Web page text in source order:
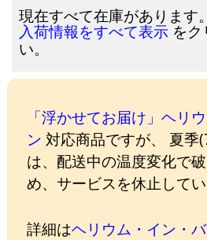
現在すべて在庫があります。
入荷情報をすべて表示 をク
い。
「浮かせてお届け」ヘリ
ン 対応商品ですが、 夏季
は、配送中の温度変化で
め、サービスを休止してい
詳細はヘリウム・イン・